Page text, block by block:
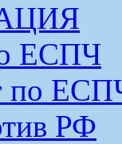
ЕСПЧ
по
РФ